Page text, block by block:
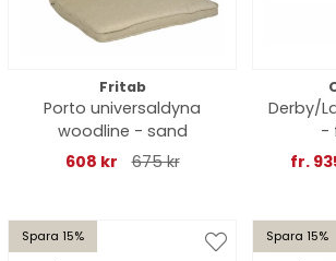
Fritab
Porto universaldyna
woodline - sand
608 kr
675 kr
Derby/
-
fr.
Spara 15% Spara 15%